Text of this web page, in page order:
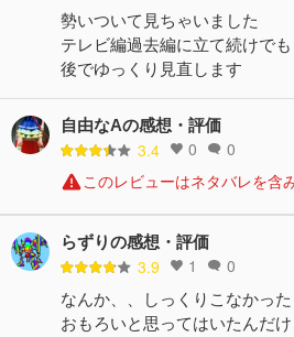
勢いついて見ちゃいました
テレビ編過去編に立て続けで
後でゆっくり見直します
自由なAの感想・評価
3.4 0 0
このレビューはネタバレを含
らずりの感想・評価
3.9 1 0
なんか、、しっくりこなかった
おもろいと思ってはいたんだ